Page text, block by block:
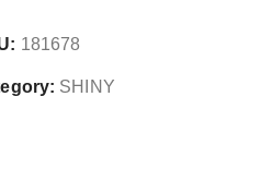
181678
SHINY